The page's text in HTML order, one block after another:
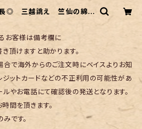
長◎ 三越誂え 竺仙の綿紅
蒲柄 | リサイクル着物 菅
お客様は備考欄に
き頂けますと助かります。
で海外からのご注文時にベイスよりお知
ジットカードなどの不正利用の可能性があ
やお電話にて確認後の発送となります。
間を頂きます。
です。